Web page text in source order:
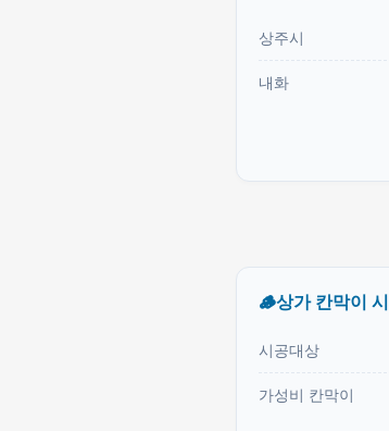
상주시
내화
🪵상가 칸막이
시공대상
가성비 칸막이